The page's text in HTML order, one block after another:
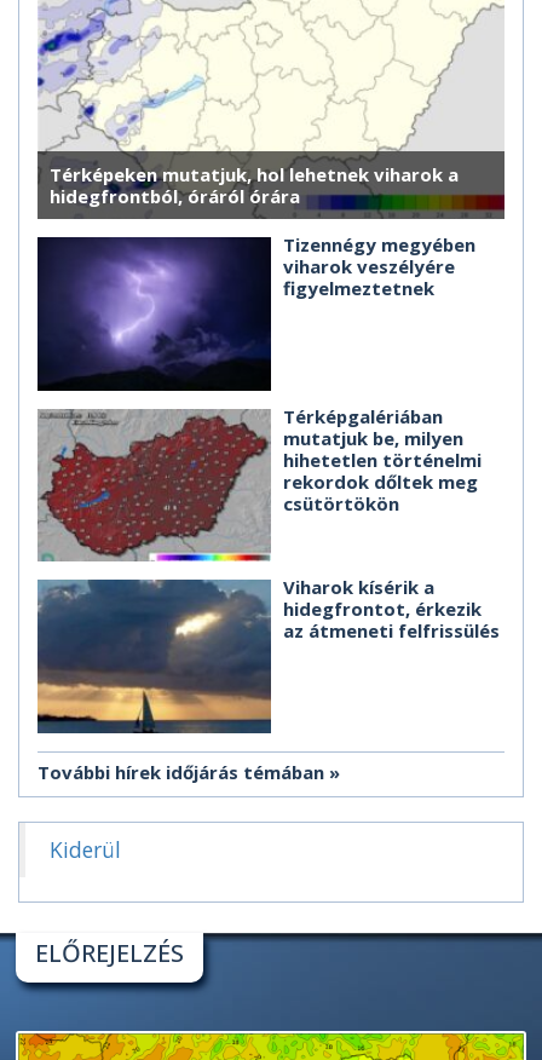
Térképeken mutatjuk, hol lehetnek viharok a
hidegfrontból, óráról órára
Tizennégy megyében
viharok veszélyére
figyelmeztetnek
Térképgalériában
mutatjuk be, milyen
hihetetlen történelmi
rekordok dőltek meg
csütörtökön
Viharok kísérik a
hidegfrontot, érkezik
az átmeneti felfrissülés
További hírek időjárás témában
Kiderül
ELŐREJELZÉS